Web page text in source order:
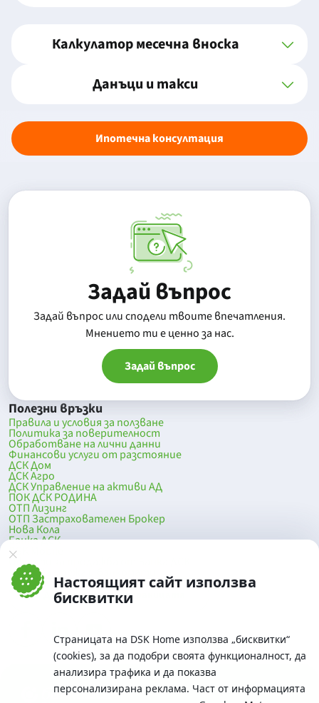
Настоящият сайт използва
бисквитки
Страницата на DSK Home използва „бисквитки“
(cookies), за да подобри своята функционалност, да
анализира трафика и да показва
персонализирана реклама. Част от информацията
Калкулатор месечна вноска
Данъци и такси
Ипотечна консултация
Задай въпрос
Задай въпрос или сподели твоите впечатления.
Mнението ти е ценно за нас.
Задай въпрос
Полезни връзки
Правила и условия за ползване
Политика за поверителност
Обработване на лични данни
Финансови услуги от разстояние
ДСК Дом
ДСК Агро
ДСК Управление на активи АД
ПОК ДСК РОДИНА
ОТП Лизинг
ОТП Застрахователен Брокер
Нова Кола
Банка ДСК
DSK Mobile
Оферти за продажба от Банка ДСК
Клонова мрежа и банкомати
До началото на страницата